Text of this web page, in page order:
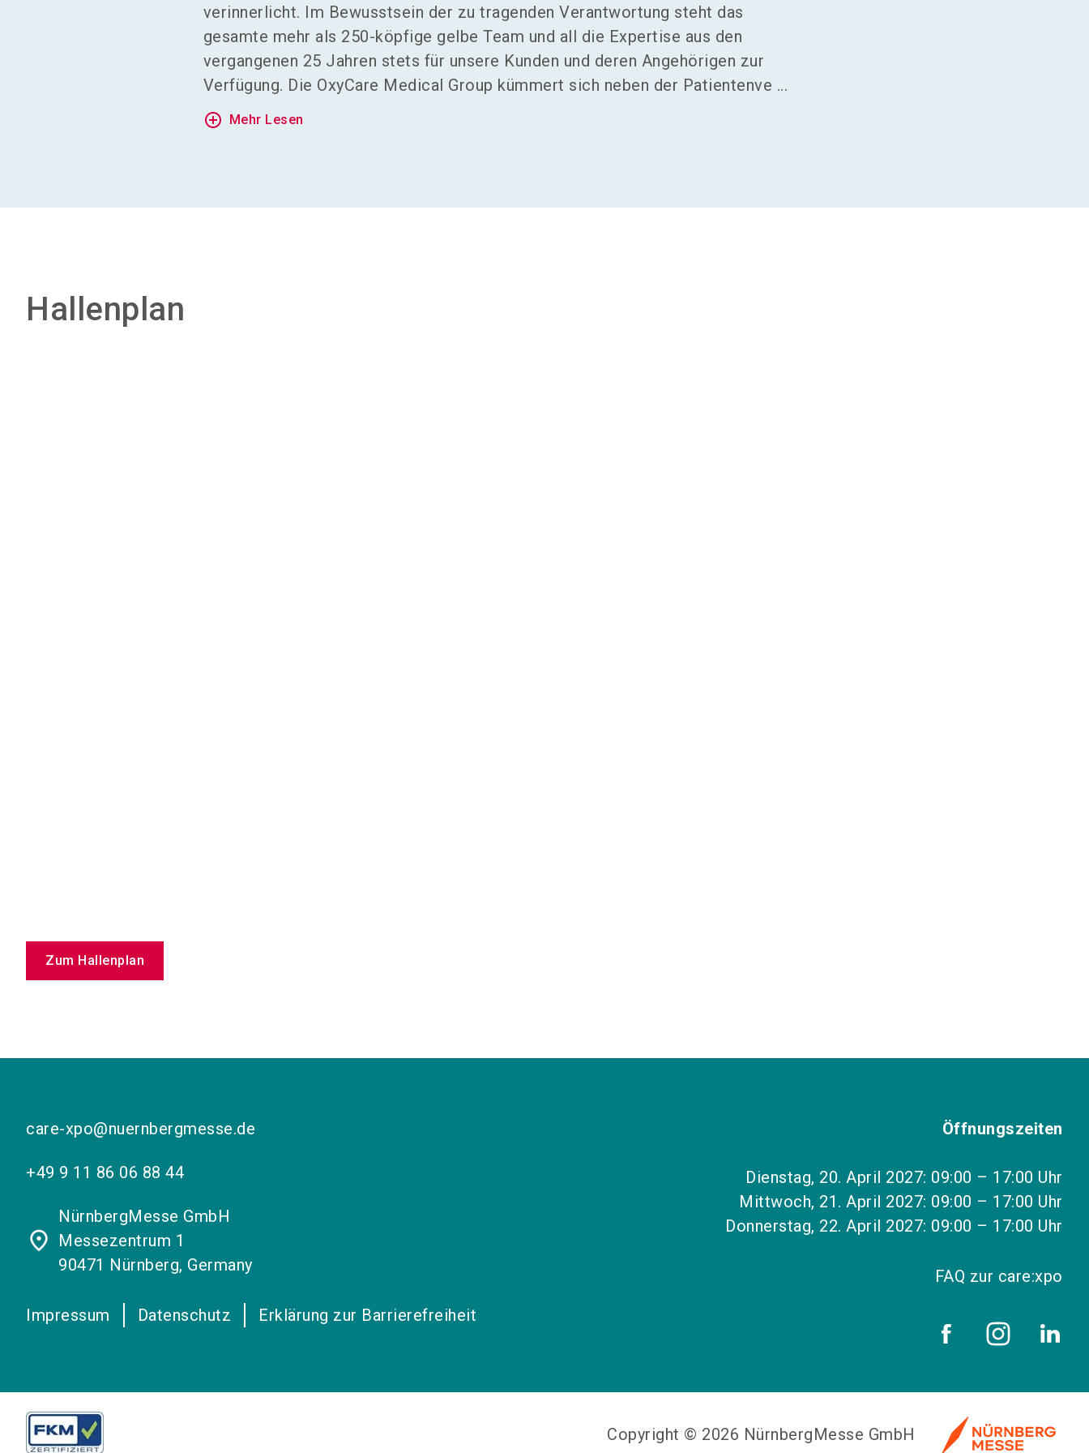
verinnerlicht. Im Bewusstsein der zu tragenden Verantwortung steht das
gesamte mehr als 250-köpfige gelbe Team und all die Expertise aus den
vergangenen 25 Jahren stets für unsere Kunden und deren Angehörigen zur
Verfügung. Die OxyCare Medical Group kümmert sich neben der Patientenve ...
add_circle_outline Mehr Lesen
Hallenplan
Zum Hallenplan
care-xpo@nuernbergmesse.de
+49 9 11 86 06 88 44
place
NürnbergMesse GmbH
Messezentrum 1
90471 Nürnberg, Germany
Impressum Datenschutz Erklärung zur Barrierefreiheit
Öffnungszeiten
Dienstag, 20. April 2027: 09:00 – 17:00 Uhr
Mittwoch, 21. April 2027: 09:00 – 17:00 Uhr
Donnerstag, 22. April 2027: 09:00 – 17:00 Uhr
FAQ zur care:xpo
Copyright © 2026 NürnbergMesse GmbH